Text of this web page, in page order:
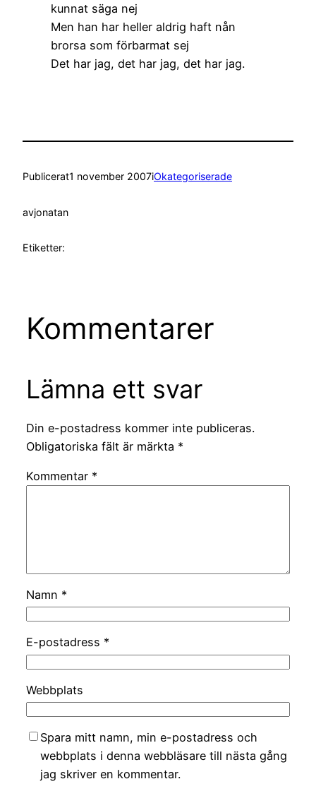
kunnat säga nej
Men han har heller aldrig haft nån
brorsa som förbarmat sej
Det har jag, det har jag, det har jag.
Publicerat1 november 2007iOkategoriserade
avjonatan
Etiketter:
Kommentarer
Lämna ett svar
Din e-postadress kommer inte publiceras.
Obligatoriska fält är märkta *
Kommentar *
Namn *
E-postadress *
Webbplats
Spara mitt namn, min e-postadress och
webbplats i denna webbläsare till nästa gång
jag skriver en kommentar.